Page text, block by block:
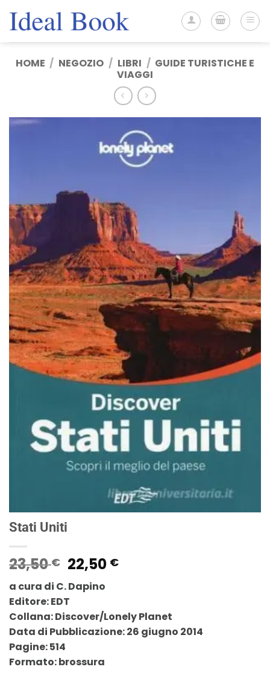
HOME / NEGOZIO / LIBRI / GUIDE TURISTICHE E
VIAGGI
Stati Uniti
23,50€ Il
prezzo
originale
era:
23,50 €.
22,50 €Il
22,50 €.
a cura di C. Dapino
Editore: EDT
Collana: Discover/Lonely Planet
Data di Pubblicazione: 26 giugno 2014
Pagine: 514
Formato: brossura